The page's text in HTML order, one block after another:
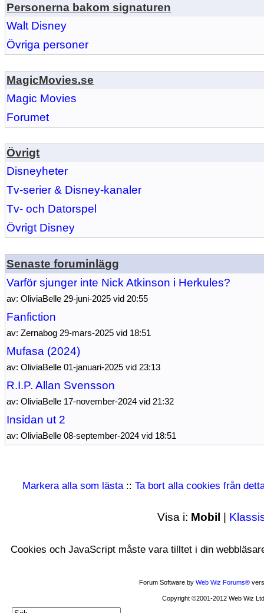
Personerna bakom signaturen
Walt Disney
Övriga personer
MagicMovies.se
Magic Movies
Forumet
Övrigt
Disneyheter
Tv-serier & Disney-kanaler
Tv- och Datorspel
Övrigt Disney
Senaste foruminlägg
Varför sjunger inte Nick Atkinson i Herkules?
av: OliviaBelle 29-juni-2025 vid 20:55
Fanfiction
av: Zernabog 29-mars-2025 vid 18:51
Mufasa (2024)
av: OliviaBelle 01-januari-2025 vid 23:13
R.I.P. Allan Svensson
av: OliviaBelle 17-november-2024 vid 21:32
Insidan ut 2
av: OliviaBelle 08-september-2024 vid 18:51
Markera alla som lästa :: Ta bort alla cookies från
Visa i: Mobil |
Cookies och JavaScript måste vara tilltet i din
Forum Software by Web Wiz Forums®
Copyright ©2001-2012 Web Wiz